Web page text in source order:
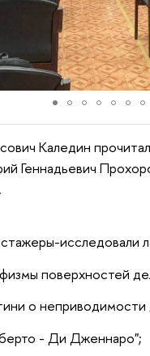
Каледин
Геннадьевич
исследовали
поверхностей
о неприводимости
- Ди Дженнаро";